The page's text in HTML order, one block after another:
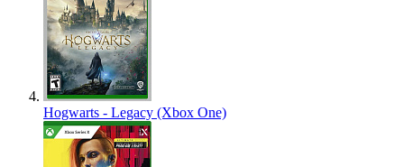
Hogwarts - Legacy (Xbox One)